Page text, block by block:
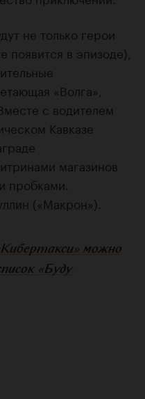
не только герои
появится в эпизоде),
«Волга»,
с водителем
Кавказе
магазинов
пробками.
(«Макрон»).
можно
«Буду